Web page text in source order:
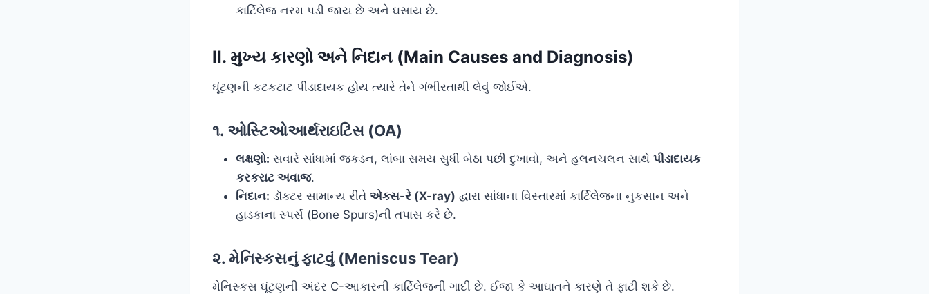
કાર્ટિલેજ નરમ પડી જાય છે અને ઘસાય છે.
II. મુખ્ય કારણો અને નિદાન (Main Causes and Diagnosis)
ઘૂંટણની કટકટાટ પીડાદાયક હોય ત્યારે તેને ગંભીરતાથી લેવું જોઈએ.
૧. ઓસ્ટિઓઆર્થરાઇટિસ (OA)
લક્ષણો: સવારે સાંધામાં જકડન, લાંબા સમય સુધી બેઠા પછી દુખાવો, અને હલનચલન સાથે પીડાદાયક
કરકરાટ અવાજ.
નિદાન: ડૉક્ટર સામાન્ય રીતે એક્સ-રે (X-ray) દ્વારા સાંધાના વિસ્તારમાં કાર્ટિલેજના નુકસાન અને
હાડકાના સ્પર્સ (Bone Spurs)ની તપાસ કરે છે.
૨. મેનિસ્કસનું ફાટવું (Meniscus Tear)
મેનિસ્કસ ઘૂંટણની અંદર C-આકારની કાર્ટિલેજની ગાદી છે. ઈજા કે આઘાતને કારણે તે ફાટી શકે છે.